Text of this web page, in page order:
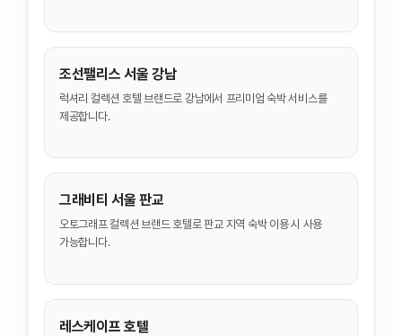
조선팰리스 서울 강남
럭셔리 컬렉션 호텔 브랜드로 강남에서 프리미엄 숙박 서비스를
제공합니다.
그래비티 서울 판교
오토그래프 컬렉션 브랜드 호텔로 판교 지역 숙박 이용 시 사용
가능합니다.
레스케이프 호텔